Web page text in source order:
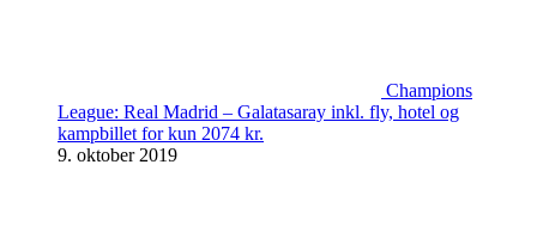
Champions
League: Real Madrid – Galatasaray inkl. fly, hotel og
kampbillet for kun 2074 kr.
9. oktober 2019